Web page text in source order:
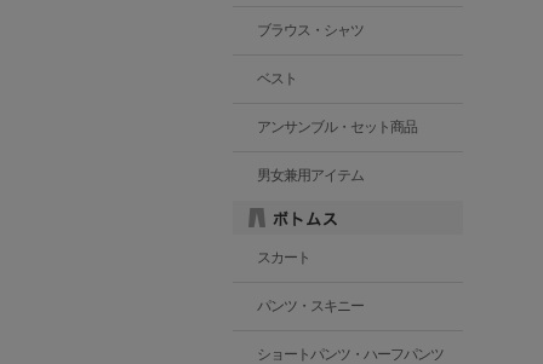
ブラウス・シャツ
ベスト
アンサンブル・セット商品
男女兼用アイテム
スカート
パンツ・スキニー
ショートパンツ・ハーフパンツ